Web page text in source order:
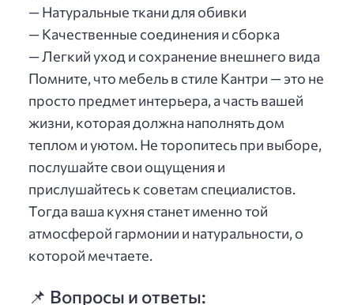
— Натуральные ткани для обивки
— Качественные соединения и сборка
— Легкий уход и сохранение внешнего вида
Помните, что мебель в стиле Кантри — это не
просто предмет интерьера, а часть вашей
жизни, которая должна наполнять дом
теплом и уютом. Не торопитесь при выборе,
послушайте свои ощущения и
прислушайтесь к советам специалистов.
Тогда ваша кухня станет именно той
атмосферой гармонии и натуральности, о
которой мечтаете.
📌 Вопросы и ответы: